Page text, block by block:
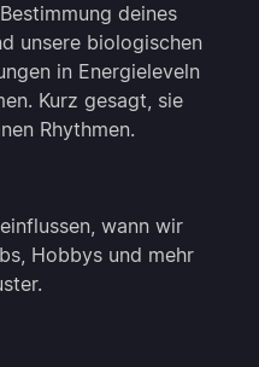
deines
unsere biologischen
in Energieleveln
Kurz gesagt, sie
Rhythmen.
wann wir
Hobbys und mehr